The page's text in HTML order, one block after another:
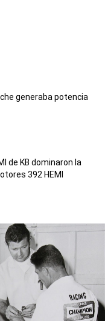
generaba potencia
de KB dominaron la
392 HEMI